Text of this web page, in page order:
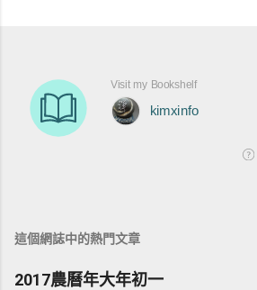
這個網誌中的熱門文章
2017農曆年大年初一